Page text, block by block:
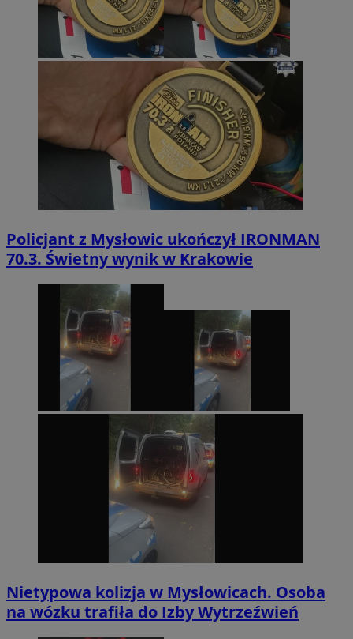
Policjant z Mysłowic ukończył IRONMAN
70.3. Świetny wynik w Krakowie
Nietypowa kolizja w Mysłowicach. Osoba
na wózku trafiła do Izby Wytrzeźwień